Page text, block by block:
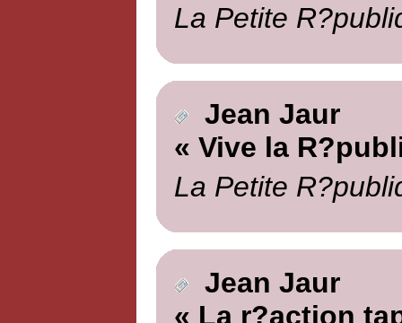
La Petite
Jean Jaur
« Vive la
La Petite
Jean Jaur
« La r?action